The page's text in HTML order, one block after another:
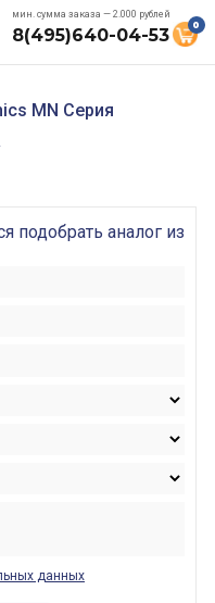
мин. сумма заказа — 2.000 рублей
8(495)640-04-53 0
MN Серия
подобрать аналог из
данных